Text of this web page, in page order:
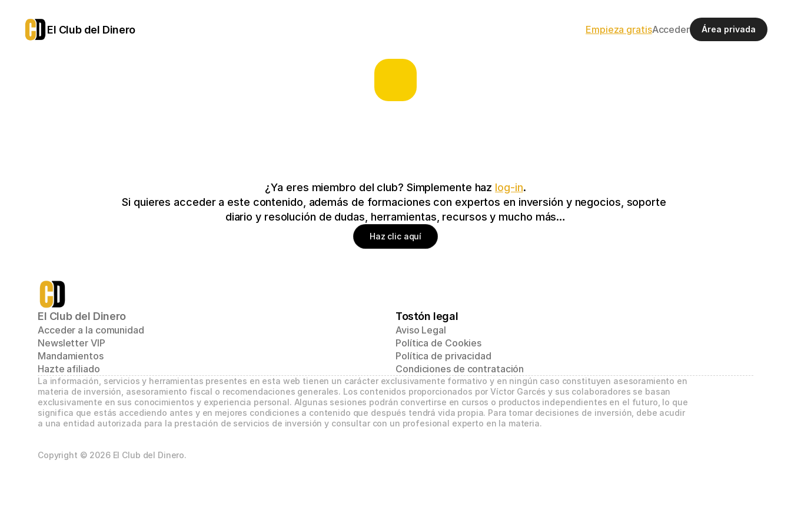
El Club del Dinero Empieza gratisAcceder Área privada
¿Ya eres miembro del club? Simplemente haz log-in.
Si quieres acceder a este contenido, además de formaciones con expertos en inversión y negocios, soporte
diario y resolución de dudas, herramientas, recursos y mucho más…
Haz clic aquí
El Club del Dinero
Acceder a la comunidad
Newsletter VIP
Mandamientos
Hazte afiliado
Tostón legal
Aviso Legal
Política de Cookies
Política de privacidad
Condiciones de contratación
La información, servicios y herramientas presentes en esta web tienen un carácter exclusivamente formativo y en ningún caso constituyen asesoramiento en
materia de inversión, asesoramiento fiscal o recomendaciones generales. Los contenidos proporcionados por Víctor Garcés y sus colaboradores se basan
exclusivamente en sus conocimientos y experiencia personal. Algunas sesiones podrán convertirse en cursos o productos independientes en el futuro, lo que
significa que estás accediendo antes y en mejores condiciones a contenido que después tendrá vida propia. Para tomar decisiones de inversión, debe acudir
a una entidad autorizada para la prestación de servicios de inversión y consultar con un profesional experto en la materia.
Copyright © 2026 El Club del Dinero.